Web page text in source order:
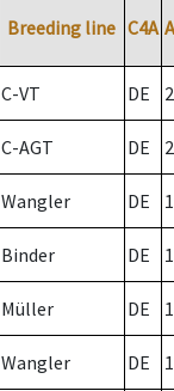
Breeding line C4A
C-VT DE 2
C-AGT DE 2
Wangler DE
Binder DE 1
Müller DE
Wangler DE